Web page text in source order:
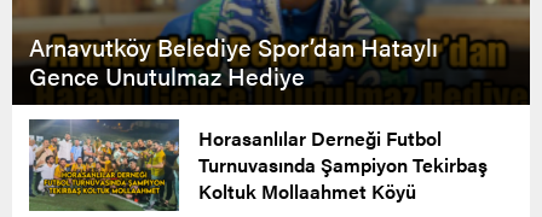
Arnavutköy Belediye Spor’dan Hataylı
Gence Unutulmaz Hediye
Horasanlılar Derneği Futbol
Turnuvasında Şampiyon Tekirbaş
Koltuk Mollaahmet Köyü